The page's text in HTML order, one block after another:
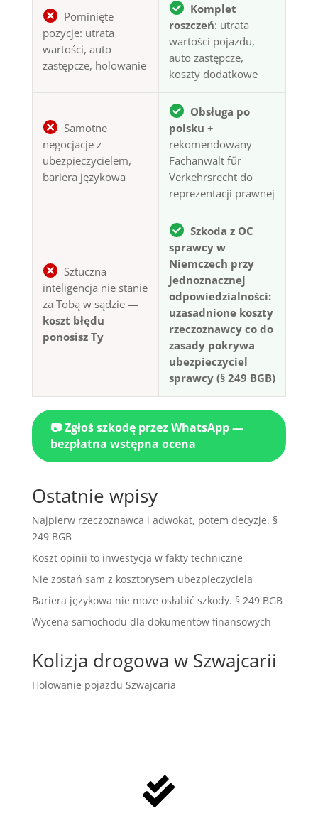
Pominięte
pozycje: utrata
wartości, auto
zastępcze, holowanie
Komplet
roszczeń: utrata
wartości pojazdu,
auto zastępcze,
koszty dodatkowe
Samotne
negocjacje z
ubezpieczycielem,
bariera językowa
Obsługa po
polsku +
rekomendowany
Fachanwalt für
Verkehrsrecht do
reprezentacji prawnej
Sztuczna
inteligencja nie stanie
za Tobą w sądzie —
koszt błędu
ponosisz Ty
Szkoda z OC
sprawcy w
Niemczech przy
jednoznacznej
odpowiedzialności:
uzasadnione koszty
rzeczoznawcy co do
zasady pokrywa
ubezpieczyciel
sprawcy (§ 249 BGB)
📷 Zgłoś szkodę przez WhatsApp —
bezpłatna wstępna ocena
Ostatnie wpisy
Najpierw rzeczoznawca i adwokat, potem decyzje. §
249 BGB
Koszt opinii to inwestycja w fakty techniczne
Nie zostań sam z kosztorysem ubezpieczyciela
Bariera językowa nie może osłabić szkody. § 249 BGB
Wycena samochodu dla dokumentów finansowych
Kolizja drogowa w Szwajcarii
Holowanie pojazdu Szwajcaria
